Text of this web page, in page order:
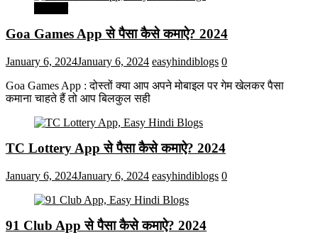
Goa Games App से पैसा कैसे कमाऐ? 2024
January 6, 2024January 6, 2024 easyhindiblogs 0
Goa Games App : दोस्तों क्या आप अपने मोबाइल पर गेम खेलकर पैसा
कमाना चाहते हैं तो आप बिलकुल सही
TC Lottery App से पैसा कैसे कमाऐ? 2024
January 6, 2024January 6, 2024 easyhindiblogs 0
91 Club App से पैसा कैसे कमाऐ? 2024